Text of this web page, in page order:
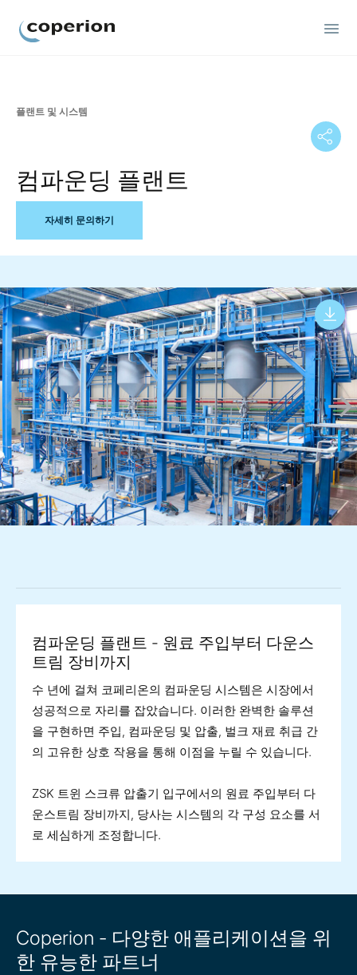
플랜트 및 시스템
컴파운딩 플랜트
자세히 문의하기
컴파운딩 플랜트 - 원료 주입부터 다운스
트림 장비까지
수 년에 걸쳐 코페리온의 컴파운딩 시스템은 시장에서
성공적으로 자리를 잡았습니다. 이러한 완벽한 솔루션
을 구현하면 주입, 컴파운딩 및 압출, 벌크 재료 취급 간
의 고유한 상호 작용을 통해 이점을 누릴 수 있습니다.
ZSK 트윈 스크류 압출기 입구에서의 원료 주입부터 다
운스트림 장비까지, 당사는 시스템의 각 구성 요소를 서
로 세심하게 조정합니다.
Coperion - 다양한 애플리케이션을 위
한 유능한 파트너